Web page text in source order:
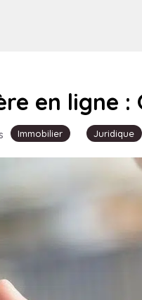
Immobilier Juridique
en ligne :